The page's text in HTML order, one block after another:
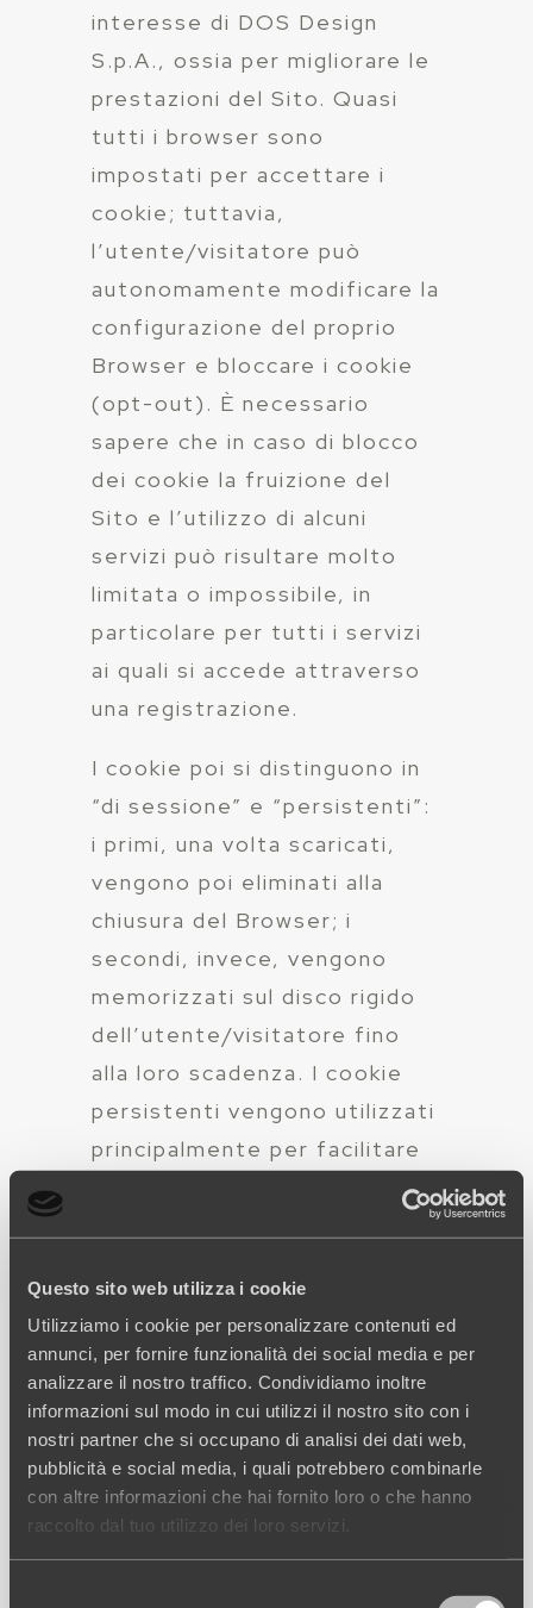
Questo sito web utilizza i cookie
Utilizziamo i cookie per personalizzare contenuti ed
annunci, per fornire funzionalità dei social media e per
analizzare il nostro traffico. Condividiamo inoltre
informazioni sul modo in cui utilizzi il nostro sito con i
nostri partner che si occupano di analisi dei dati web,
pubblicità e social media, i quali potrebbero combinarle
con altre informazioni che hai fornito loro o che hanno
raccolto dal tuo utilizzo dei loro servizi.
interesse di DOS Design
S.p.A., ossia per migliorare le
prestazioni del Sito. Quasi
tutti i browser sono
impostati per accettare i
cookie; tuttavia,
l’utente/visitatore può
autonomamente modificare la
configurazione del proprio
Browser e bloccare i cookie
(opt-out). È necessario
sapere che in caso di blocco
dei cookie la fruizione del
Sito e l’utilizzo di alcuni
servizi può risultare molto
limitata o impossibile, in
particolare per tutti i servizi
ai quali si accede attraverso
una registrazione.
I cookie poi si distinguono in
“di sessione” e “persistenti”:
i primi, una volta scaricati,
vengono poi eliminati alla
chiusura del Browser; i
secondi, invece, vengono
memorizzati sul disco rigido
dell’utente/visitatore fino
alla loro scadenza. I cookie
persistenti vengono utilizzati
principalmente per facilitare
la navigazione del Sito, per
numero di pagine e utenti e
anche per l’erogazione dei
formati pubblicitari.
I dati sono conservati
secondo le scadenze
impostate per i singoli